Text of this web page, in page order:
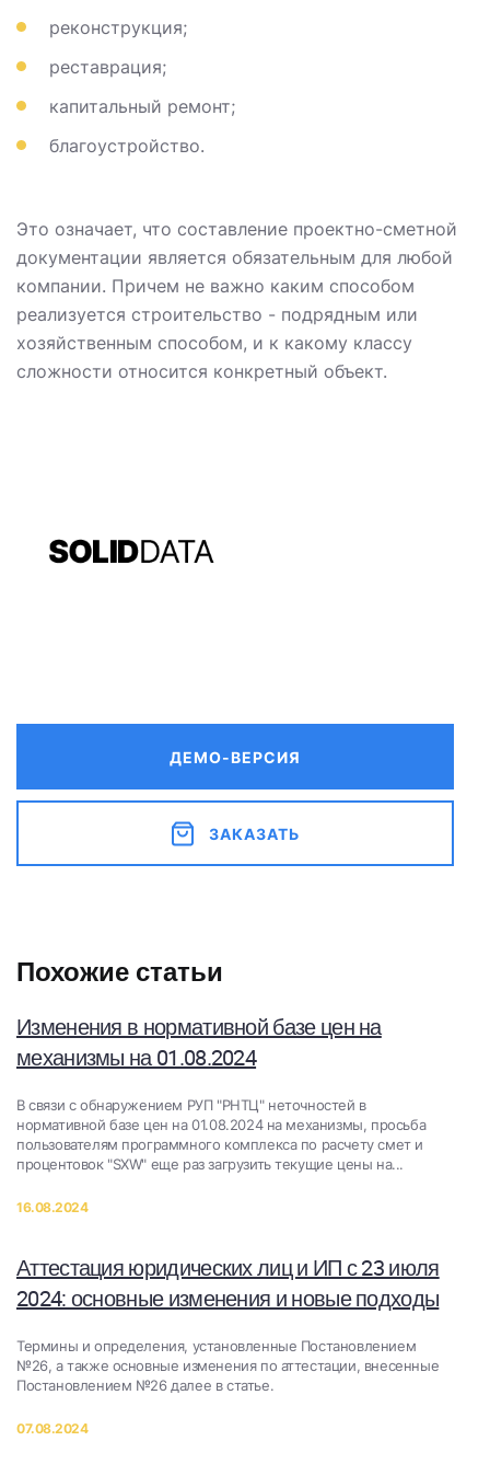
реконструкция;
реставрация;
капитальный ремонт;
благоустройство.
Это означает, что составление проектно-сметной
документации является обязательным для любой
компании. Причем не важно каким способом
реализуется строительство - подрядным или
хозяйственным способом, и к какому классу
сложности относится конкретный объект.
ДЕМО-ВЕРСИЯ
ЗАКАЗАТЬ
Похожие статьи
Изменения в нормативной базе цен на
механизмы на 01.08.2024
В связи с обнаружением РУП "РНТЦ" неточностей в
нормативной базе цен на 01.08.2024​ на механизмы​, просьба
пользователям программного комплекса по расчету смет и
процентовок "SXW" еще раз загрузить текущие цены на...
16.08.2024
Аттестация юридических лиц и ИП с 23 июля
2024: основные изменения и новые подходы
Термины и определения, установленные Постановлением
№26, а также основные изменения по аттестации, внесенные
Постановлением №26 далее в статье.
07.08.2024